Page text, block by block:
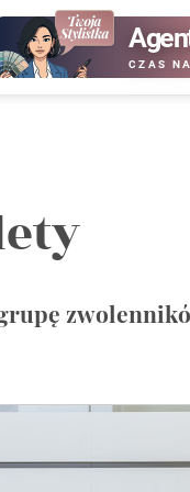
CZAS